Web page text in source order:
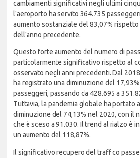
cambiamenti significativi negli ultimi
l'aeroporto ha servito 364.735
aumento sostanziale del 83,07% rispetto
dell'anno precedente.
Questo forte aumento del numero di
particolarmente significativo rispetto al
osservato negli anni precedenti. Dal
ha registrato una diminuzione del
passeggeri, passando da 428.695 a
Tuttavia, la pandemia globale ha portato
diminuzione del 74,13% nel 2020, con il
che è sceso a 91.030. Il trend al rialzo è
un aumento del 118,87%.
Il significativo recupero del traffico